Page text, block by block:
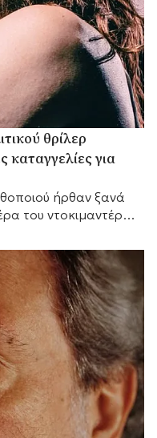
θρίλερ
καταγγελίες για
ήρθαν ξανά
του ντοκιμαντέρ